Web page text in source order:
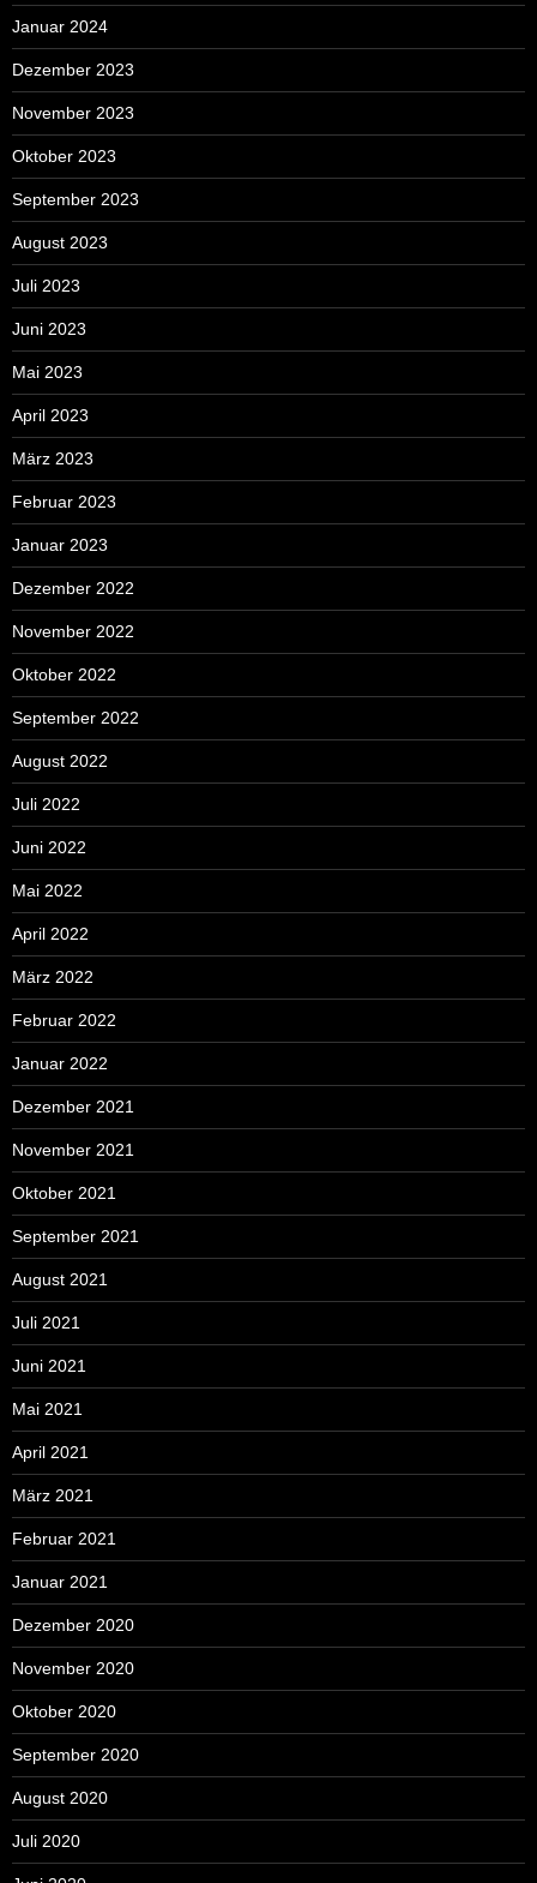
Januar 2024
Dezember 2023
November 2023
Oktober 2023
September 2023
August 2023
Juli 2023
Juni 2023
Mai 2023
April 2023
März 2023
Februar 2023
Januar 2023
Dezember 2022
November 2022
Oktober 2022
September 2022
August 2022
Juli 2022
Juni 2022
Mai 2022
April 2022
März 2022
Februar 2022
Januar 2022
Dezember 2021
November 2021
Oktober 2021
September 2021
August 2021
Juli 2021
Juni 2021
Mai 2021
April 2021
März 2021
Februar 2021
Januar 2021
Dezember 2020
November 2020
Oktober 2020
September 2020
August 2020
Juli 2020